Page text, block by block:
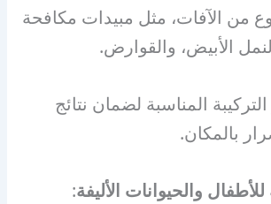
من الآفات، مثل مبيدات مكافحة
الأبيض، والقوارض.
المناسبة لضمان نتائج
بالمكان.
للأطفال والحيوانات الأليفة: